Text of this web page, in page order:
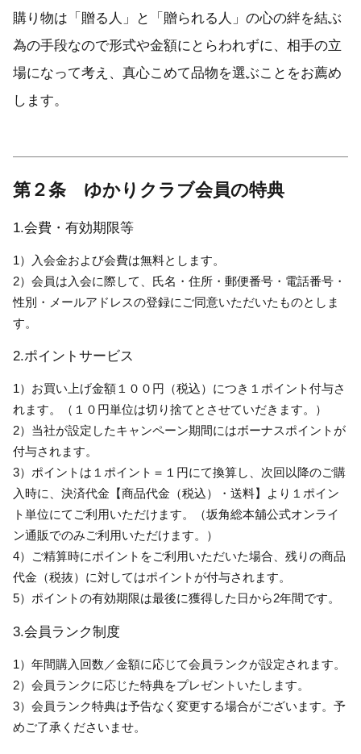
購り物は「贈る人」と「贈られる人」の心の絆を結ぶ
為の手段なので形式や金額にとらわれずに、相手の立
場になって考え、真心こめて品物を選ぶことをお薦め
します。
第２条 ゆかりクラブ会員の特典
1.会費・有効期限等
1）入会金および会費は無料とします。
2）会員は入会に際して、氏名・住所・郵便番号・電話番号・
性別・メールアドレスの登録にご同意いただいたものとしま
す。
2.ポイントサービス
1）お買い上げ金額１００円（税込）につき１ポイント付与さ
れます。（１０円単位は切り捨てとさせていだきます。）
2）当社が設定したキャンペーン期間にはボーナスポイントが
付与されます。
3）ポイントは１ポイント＝１円にて換算し、次回以降のご購
入時に、決済代金【商品代金（税込）・送料】より１ポイン
ト単位にてご利用いただけます。（坂角総本舖公式オンライ
ン通販でのみご利用いただけます。）
4）ご精算時にポイントをご利用いただいた場合、残りの商品
代金（税抜）に対してはポイントが付与されます。
5）ポイントの有効期限は最後に獲得した日から2年間です。
3.会員ランク制度
1）年間購入回数／金額に応じて会員ランクが設定されます。
2）会員ランクに応じた特典をプレゼントいたします。
3）会員ランク特典は予告なく変更する場合がございます。予
めご了承くださいませ。